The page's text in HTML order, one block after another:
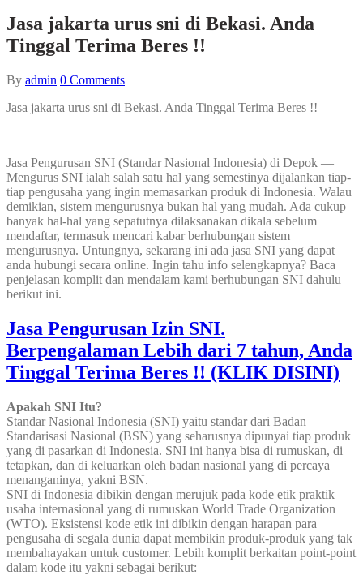
Jasa jakarta urus sni di Bekasi. Anda
Tinggal Terima Beres !!
By admin 0 Comments
Jasa jakarta urus sni di Bekasi. Anda Tinggal Terima Beres !!
Jasa Pengurusan SNI (Standar Nasional Indonesia) di Depok —
Mengurus SNI ialah salah satu hal yang semestinya dijalankan tiap-
tiap pengusaha yang ingin memasarkan produk di Indonesia. Walau
demikian, sistem mengurusnya bukan hal yang mudah. Ada cukup
banyak hal-hal yang sepatutnya dilaksanakan dikala sebelum
mendaftar, termasuk mencari kabar berhubungan sistem
mengurusnya. Untungnya, sekarang ini ada jasa SNI yang dapat
anda hubungi secara online. Ingin tahu info selengkapnya? Baca
penjelasan komplit dan mendalam kami berhubungan SNI dahulu
berikut ini.
Jasa Pengurusan Izin SNI.
Berpengalaman Lebih dari 7 tahun, Anda
Tinggal Terima Beres !! (KLIK DISINI)
Apakah SNI Itu?
Standar Nasional Indonesia (SNI) yaitu standar dari Badan
Standarisasi Nasional (BSN) yang seharusnya dipunyai tiap produk
yang di pasarkan di Indonesia. SNI ini hanya bisa di rumuskan, di
tetapkan, dan di keluarkan oleh badan nasional yang di percaya
menanganinya, yakni BSN.
SNI di Indonesia dibikin dengan merujuk pada kode etik praktik
usaha internasional yang di rumuskan World Trade Organization
(WTO). Eksistensi kode etik ini dibikin dengan harapan para
pengusaha di segala dunia dapat membikin produk-produk yang tak
membahayakan untuk customer. Lebih komplit berkaitan point-point
dalam kode itu yakni sebagai berikut: